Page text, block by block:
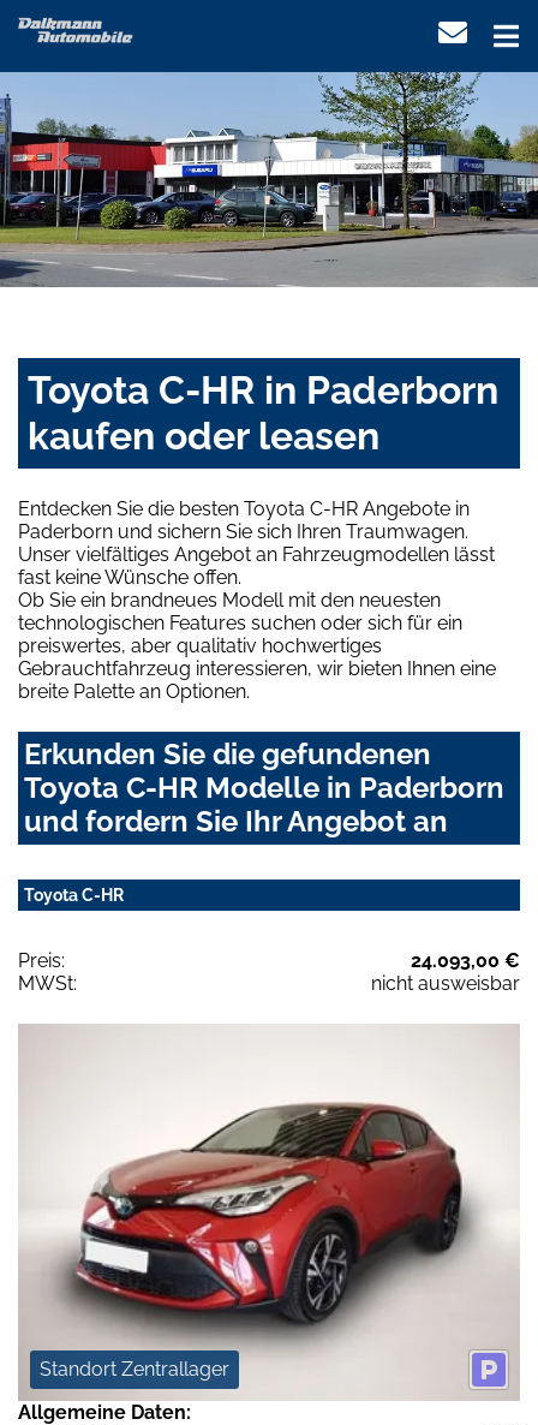
Toyota C-HR in Paderborn
kaufen oder leasen
Entdecken Sie die besten Toyota C-HR Angebote in
Paderborn und sichern Sie sich Ihren Traumwagen.
Unser vielfältiges Angebot an Fahrzeugmodellen lässt
fast keine Wünsche offen.
Ob Sie ein brandneues Modell mit den neuesten
technologischen Features suchen oder sich für ein
preiswertes, aber qualitativ hochwertiges
Gebrauchtfahrzeug interessieren, wir bieten Ihnen eine
breite Palette an Optionen.
Erkunden Sie die gefundenen
Toyota C-HR Modelle in Paderborn
und fordern Sie Ihr Angebot an
Toyota C-HR
Preis:
24.093,00 €
MWSt:
nicht ausweisbar
Standort Zentrallager
Allgemeine Daten: